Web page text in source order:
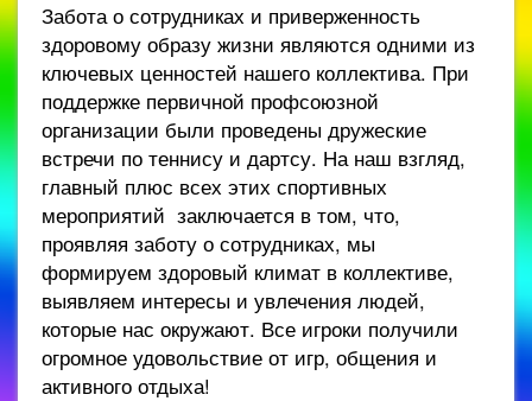
Забота о сотрудниках и приверженность
здоровому образу жизни являются одними из
ключевых ценностей нашего коллектива. При
поддержке первичной профсоюзной
организации были проведены дружеские
встречи по теннису и дартсу. На наш взгляд,
главный плюс всех этих спортивных
мероприятий заключается в том, что,
проявляя заботу о сотрудниках, мы
формируем здоровый климат в коллективе,
выявляем интересы и увлечения людей,
которые нас окружают. Все игроки получили
огромное удовольствие от игр, общения и
активного отдыха!